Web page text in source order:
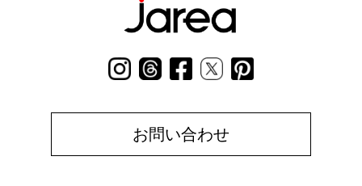
お問い合わせ